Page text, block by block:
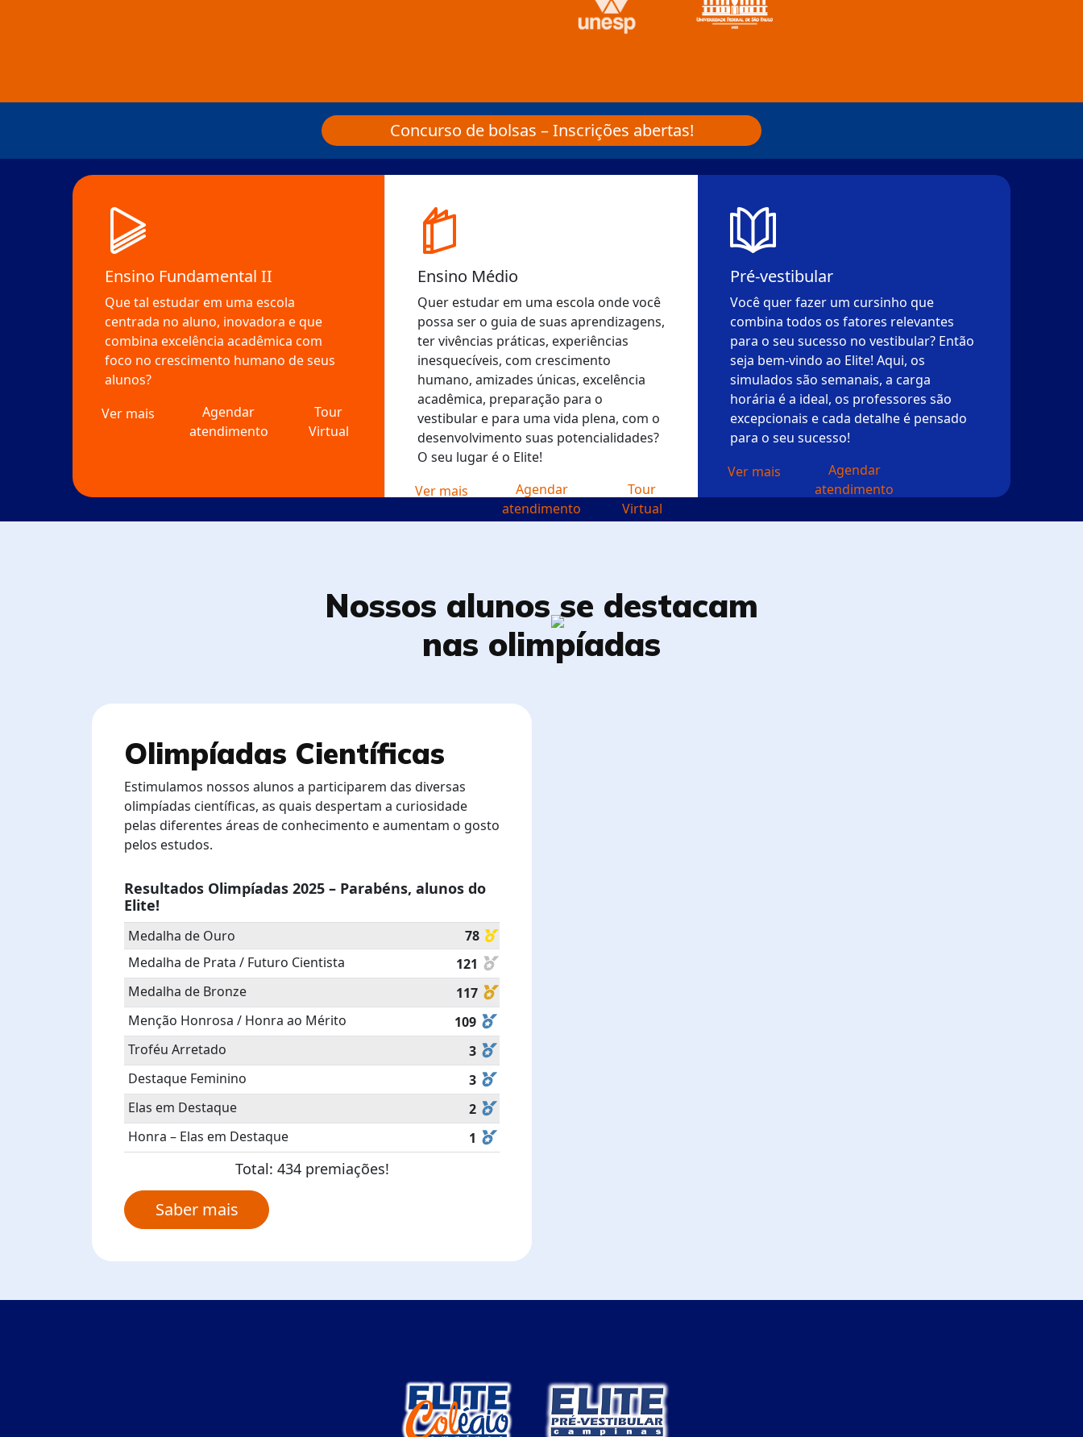
Concurso de bolsas – Inscrições abertas!
Ensino Fundamental II
Que tal estudar em uma escola
centrada no aluno, inovadora e que
combina excelência acadêmica com
foco no crescimento humano de seus
alunos?
Ver mais
Agendar
atendimento
Tour
Virtual
Ensino Médio
Quer estudar em uma escola onde você
possa ser o guia de suas aprendizagens,
ter vivências práticas, experiências
inesquecíveis, com crescimento
humano, amizades únicas, excelência
acadêmica, preparação para o
vestibular e para uma vida plena, com o
desenvolvimento suas potencialidades?
O seu lugar é o Elite!
Ver mais
Agendar
atendimento
Tour
Virtual
Pré-vestibular
Você quer fazer um cursinho que
combina todos os fatores relevantes
para o seu sucesso no vestibular? Então
seja bem-vindo ao Elite! Aqui, os
simulados são semanais, a carga
horária é a ideal, os professores são
excepcionais e cada detalhe é pensado
para o seu sucesso!
Ver mais
Agendar
atendimento
Nossos alunos se destacam
nas olimpíadas
Olimpíadas Científicas
Estimulamos nossos alunos a participarem das diversas
olimpíadas científicas, as quais despertam a curiosidade
pelas diferentes áreas de conhecimento e aumentam o gosto
pelos estudos.
Resultados Olimpíadas 2025 – Parabéns, alunos do
Elite!
Medalha de Ouro
78
Medalha de Prata / Futuro Cientista
121
Medalha de Bronze
117
Menção Honrosa / Honra ao Mérito
109
Troféu Arretado
3
Destaque Feminino
3
Elas em Destaque
2
Honra – Elas em Destaque
1
Total: 434 premiações!
Saber mais